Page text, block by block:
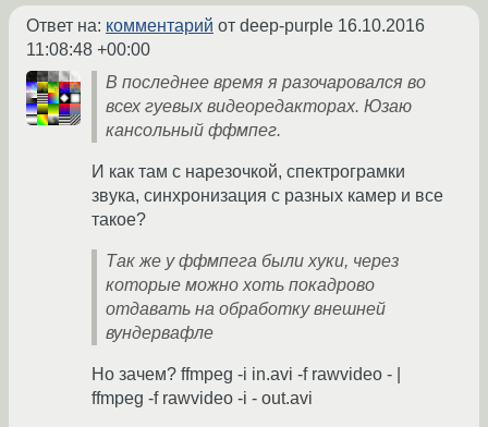
Ответ на: комментарий от deep-purple 16.10.2016
11:08:48 +00:00
В последнее время я разочаровался во
всех гуевых видеоредакторах. Юзаю
кансольный ффмпег.
И как там с нарезочкой, спектрограмки
звука, синхронизация с разных камер и все
такое?
Так же у ффмпега были хуки, через
которые можно хоть покадрово
отдавать на обработку внешней
вундервафле
Но зачем? ffmpeg -i in.avi -f rawvideo - |
ffmpeg -f rawvideo -i - out.avi